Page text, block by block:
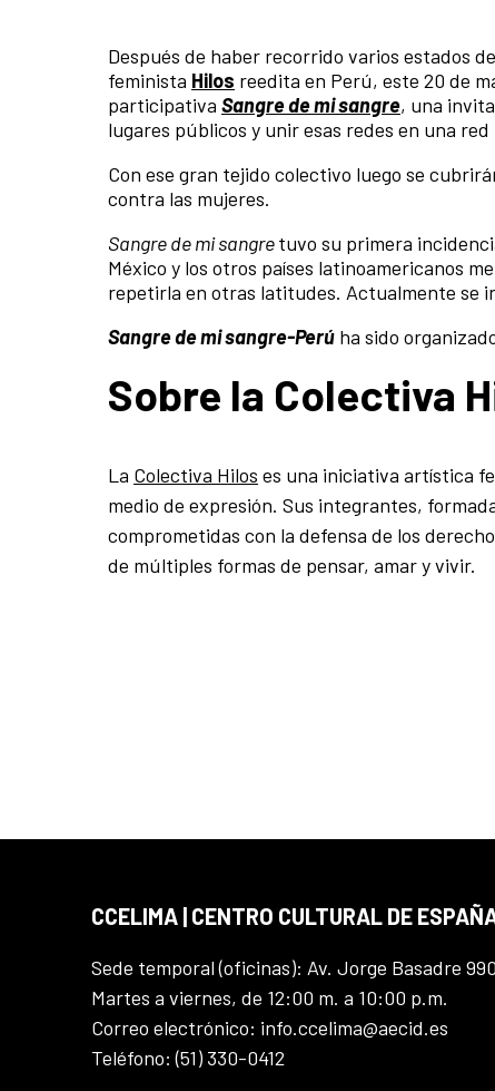
Después de haber recorrido varios estados
feminista Hilos reedita en Perú, este 20 de
participativa Sangre de mi sangre, una
lugares públicos y unir esas redes en una
Con ese gran tejido colectivo luego se
contra las mujeres.
Sangre de mi sangretuvo su primera
México y los otros países latinoamericanos
repetirla en otras latitudes. Actualmente se
Sangre de mi sangre-Perú ha sido
Sobre la Colectiva
La Colectiva Hilos es una iniciativa artística
medio de expresión. Sus integrantes,
comprometidas con la defensa de los
de múltiples formas de pensar, amar y vivir.
CCELIMA | CENTRO CULTURAL DE
Sede temporal (oficinas): Av. Jorge Basadre
Martes a viernes, de 12:00 m. a 10:00 p.m.
Correo electrónico: info.ccelima@aecid.es
Teléfono: (51) 330-0412